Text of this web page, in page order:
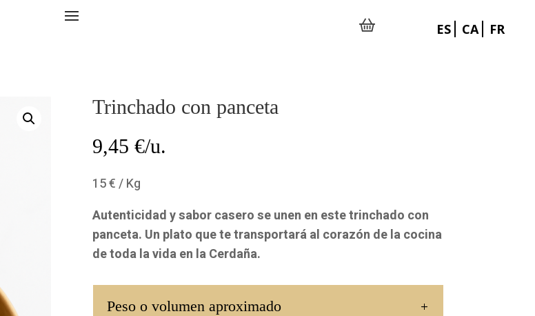
ES CA FR
Trinchado con panceta
9,45 €/u.
15 € / Kg
Autenticidad y sabor casero se unen en este trinchado con
panceta. Un plato que te transportará al corazón de la cocina
de toda la vida en la Cerdaña.
Peso o volumen aproximado